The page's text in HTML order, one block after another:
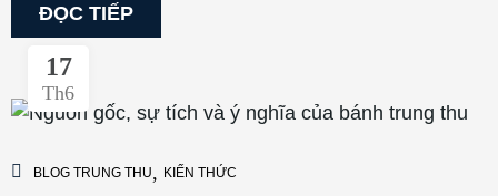
ĐỌC TIẾP
17
Th6
BLOG TRUNG THU, KIẾN THỨC